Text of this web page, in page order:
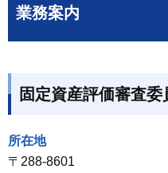
業務案内
固定資産評価審査委
所在地
〒288-8601